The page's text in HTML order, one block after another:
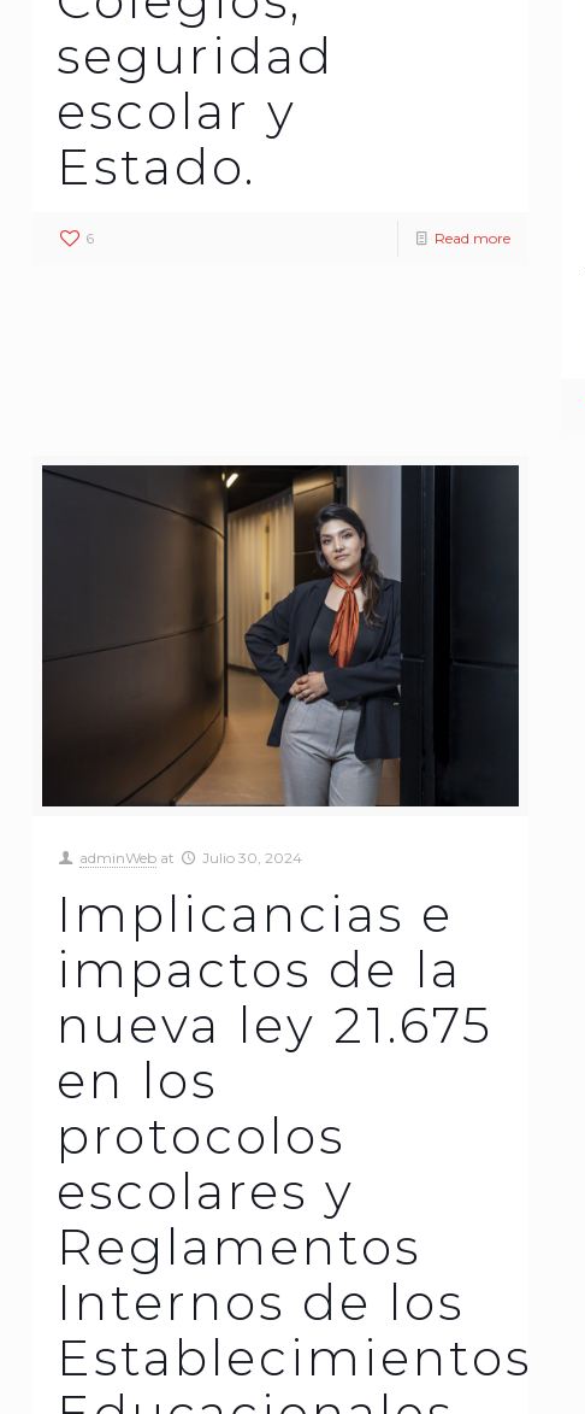
seguridad
escolar y
Estado.
6 Read more
adminWeb at Julio 30, 2024
Implicancias e
impactos de la
nueva ley 21.675
en los
protocolos
escolares y
Reglamentos
Internos de los
Establecimientos